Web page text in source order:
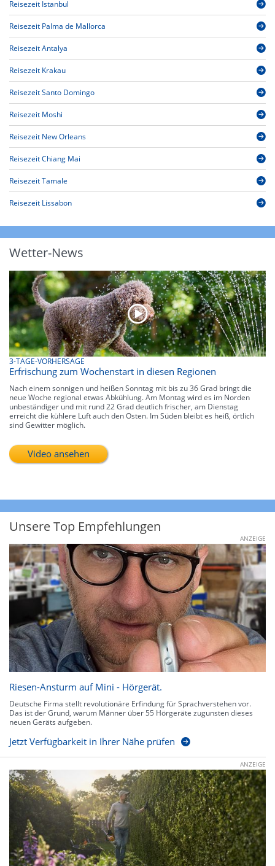
Reisezeit Istanbul
Reisezeit Palma de Mallorca
Reisezeit Antalya
Reisezeit Krakau
Reisezeit Santo Domingo
Reisezeit Moshi
Reisezeit New Orleans
Reisezeit Chiang Mai
Reisezeit Tamale
Reisezeit Lissabon
Wetter-News
3-TAGE-VORHERSAGE
Erfrischung zum Wochenstart in diesen Regionen
Nach einem sonnigen und heißen Sonntag mit bis zu 36 Grad bringt die
neue Woche regional etwas Abkühlung. Am Montag wird es im Norden
unbeständiger und mit rund 22 Grad deutlich frischer, am Dienstag
erreicht die kühlere Luft auch den Osten. Im Süden bleibt es heiß, örtlich
sind Gewitter möglich.
Video ansehen
Unsere Top Empfehlungen
ANZEIGE
Riesen-Ansturm auf Mini - Hörgerät.
Deutsche Firma stellt revolutionäre Erfindung für Sprachverstehen vor.
Das ist der Grund, warum Männer über 55 Hörgeräte zugunsten dieses
neuen Geräts aufgeben.
Jetzt Verfügbarkeit in Ihrer Nähe prüfen
ANZEIGE